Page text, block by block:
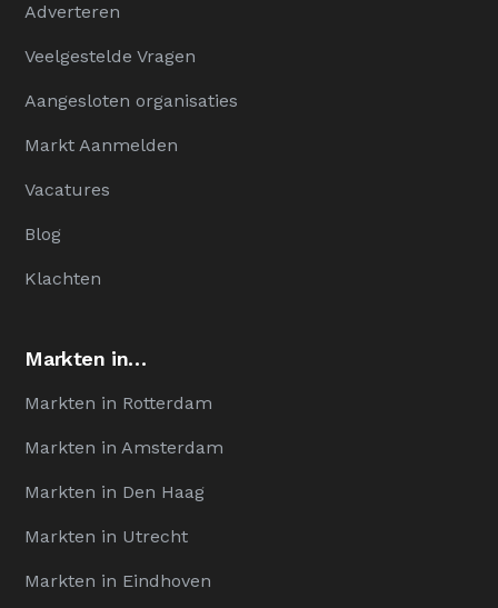
Adverteren
Veelgestelde Vragen
Aangesloten organisaties
Markt Aanmelden
Vacatures
Blog
Klachten
Markten in…
Markten in Rotterdam
Markten in Amsterdam
Markten in Den Haag
Markten in Utrecht
Markten in Eindhoven